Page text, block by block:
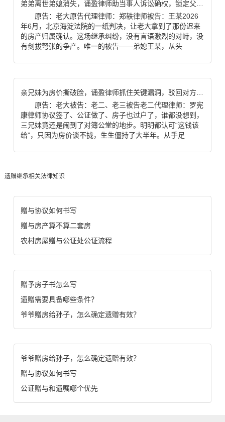
原告：老大原告代理律师：郑轶律师被告：王某2026
年6月，北京海淀法院的一纸判决，让老大拿到了那份迟来
的房产归属确认。这场继承纠纷，没有言语激烈的对峙，没
有剑拔弩张的争产。唯一的被告——弟媳王某，从头
原告：老大被告：老二、老三被告老二代理律师：罗宪
康律师协议签了、公证做了、房子也过户了，谁都没想到，
三兄妹竟还是闹到了对簿公堂的地步。明明都认可“这钱该
给”，只因为房价谈不拢，生生僵持了大半年。从手足
遗赠继承相关法律知识
赠与协议如何书写
赠与房产算不算二套房
农村房屋赠与公证处公证流程
赠予房子书怎么写
遗赠需要具备哪些条件？
爷爷赠房给孙子，怎么确定遗赠有效？
爷爷赠房给孙子，怎么确定遗赠有效？
赠与协议如何书写
公证赠与和遗嘱哪个优先